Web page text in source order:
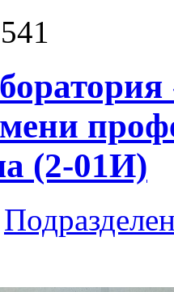
541
(2-01И)